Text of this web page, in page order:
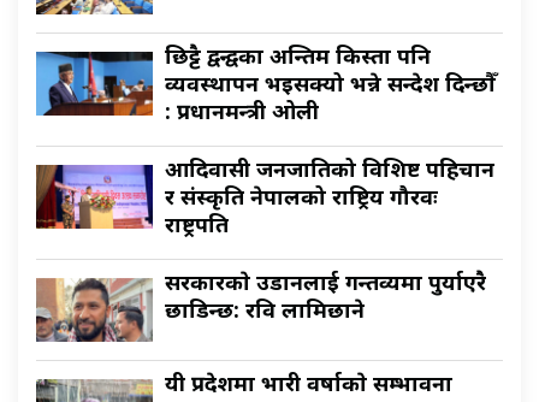
छिट्टै द्वन्द्वका अन्तिम किस्ता पनि
व्यवस्थापन भइसक्यो भन्ने सन्देश दिन्छौँ
: प्रधानमन्त्री ओली
आदिवासी जनजातिको विशिष्ट पहिचान
र संस्कृति नेपालको राष्ट्रिय गौरवः
राष्ट्रपति
सरकारकाे उडानलाई गन्तव्यमा पुर्याएरै
छाडिन्छ: रवि लामिछाने
यी प्रदेशमा भारी वर्षाकाे सम्भावना